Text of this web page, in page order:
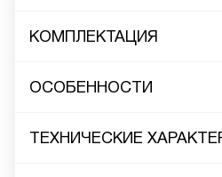
КОМПЛЕКТАЦИЯ
ОСОБЕННОСТИ
ТЕХНИЧЕСКИЕ